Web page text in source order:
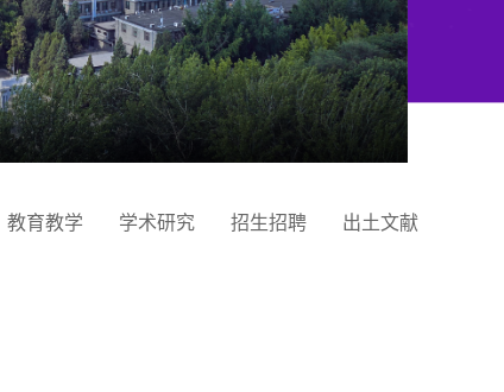
教育教学 学术研究 招生招聘 出土文献